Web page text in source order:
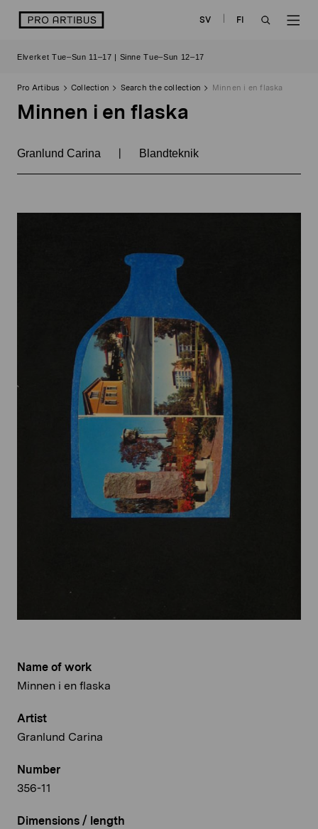
logo SV
FI
Elverket Tue–Sun 11–17 | Sinne Tue–Sun 12–17
Pro Artibus Collection Search the collection Minnen i en flaska
Minnen i en flaska
Granlund Carina | Blandteknik
Name of work
Minnen i en flaska
Artist
Granlund Carina
Number
356-11
Dimensions / length